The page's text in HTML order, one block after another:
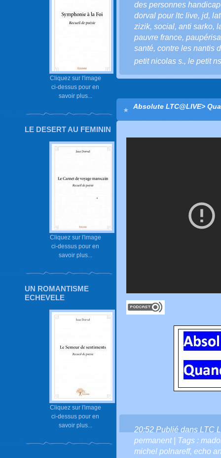
Cliquez sur l'image
ci-dessus pour en
savoir plus...
LE DESERT AU FEMININ
Cliquez sur l'image
ci-dessus pour en
savoir plus...
UN ROMANTISME
ECHEVELE
Cliquez sur l'image
ci-dessus pour en
savoir plus...
des personnes
dorval pour ltc live, jd,
zizik, social, anti sarko,
pauvre france,
santé, contre les nantis
petit nicolas s., le petit ns
Absolute LTC@LIVE>
20:52 Publié dans LTC
permanent| Tags :
michel polnareff, echo